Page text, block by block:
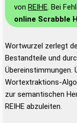
von REIHE. Bei
online Scrabble
Wortwurzel zerlegt
Bestandteile und
Übereinstimmungen.
Wortextraktions-
zur semantischen
REIHE abzuleiten.